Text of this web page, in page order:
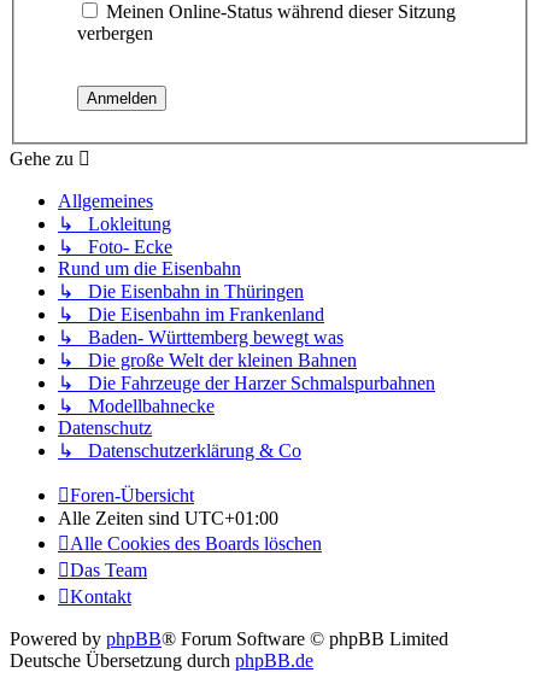
Meinen Online-Status während dieser Sitzung
verbergen
Gehe zu
Allgemeines
↳ Lokleitung
↳ Foto- Ecke
Rund um die Eisenbahn
↳ Die Eisenbahn in Thüringen
↳ Die Eisenbahn im Frankenland
↳ Baden- Württemberg bewegt was
↳ Die große Welt der kleinen Bahnen
↳ Die Fahrzeuge der Harzer Schmalspurbahnen
↳ Modellbahnecke
Datenschutz
↳ Datenschutzerklärung & Co
Foren-Übersicht
Alle Zeiten sind UTC+01:00
Alle Cookies des Boards löschen
Das Team
Kontakt
Powered by phpBB® Forum Software © phpBB Limited
Deutsche Übersetzung durch phpBB.de